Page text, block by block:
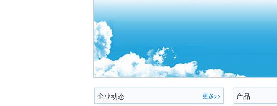
更多>>
企业动态
产品